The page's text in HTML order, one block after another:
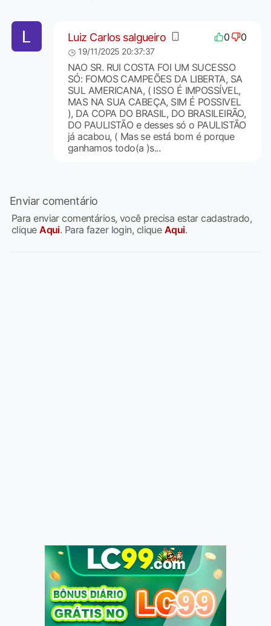
Luiz Carlos salgueiro 0 0
19/11/2025 20:37:37
NAO SR. RUI COSTA FOI UM SUCESSO
SÓ: FOMOS CAMPEÕES DA LIBERTA, SA
SUL AMERICANA, ( ISSO É IMPOSSÍVEL,
MAS NA SUA CABEÇA, SIM É POSSIVEL
), DA COPA DO BRASIL, DO BRASILEIRÃO,
DO PAULISTÃO e desses só o PAULISTÃO
já acabou, ( Mas se está bom é porque
ganhamos todo(a )s...
Enviar comentário
Para enviar comentários, você precisa estar cadastrado,
cliqueAqui. Para fazer login, clique Aqui.